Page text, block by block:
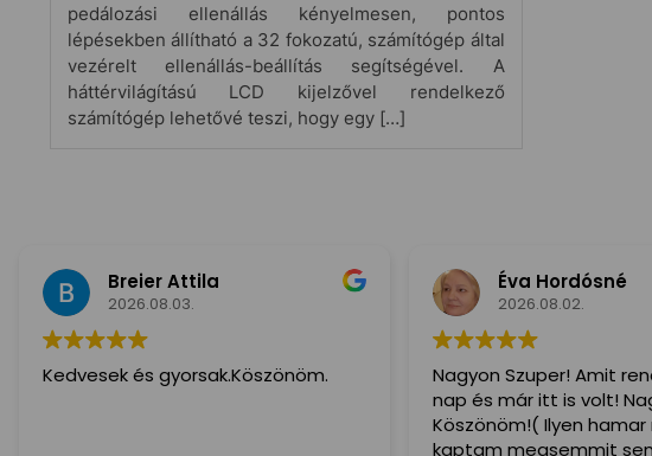
pedálozási ellenállás kényelmesen, pontos
lépésekben állítható a 32 fokozatú, számítógép által
vezérelt ellenállás-beállítás segítségével. A
háttérvilágítású LCD kijelzővel rendelkező
számítógép lehetővé teszi, hogy egy […]
Breier Attila
2026.08.03.
Kedvesek és gyorsak.Köszönöm.
Éva Hordósné
2026.08.02.
Nagyon Szuper! Amit
nap és már itt is volt!
Köszönöm!( Ilyen hamar
kaptam megsemmit